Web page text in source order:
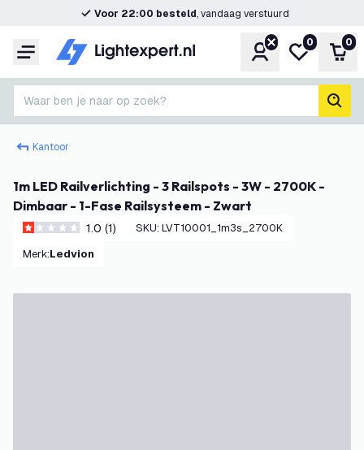
Voor 22:00 besteld, vandaag verstuurd
Menu Account
Mijn
0 0
Waar ben je naar op zoek?
Kantoor
1m LED Railverlichting - 3 Railspots - 3W - 2700K -
Dimbaar - 1-Fase Railsysteem - Zwart
1 score sterren1.0 (1) SKU: LVT10001_1m3s_2700K
Merk: Ledvion